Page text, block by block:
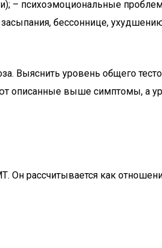
– психоэмоциональные
бессоннице,
Выяснить уровень общего
описанные выше симптомы, а
Он рассчитывается как